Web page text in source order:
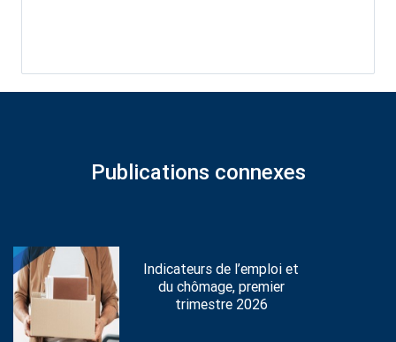
Publications connexes
Indicateurs de l’emploi et
du chômage, premier
trimestre 2026